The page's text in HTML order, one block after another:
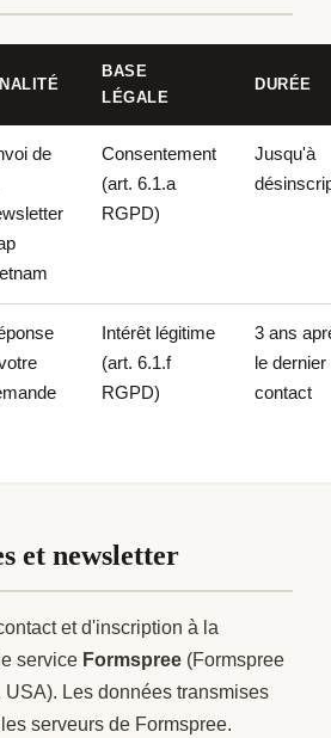
BASE
LÉGALE
DURÉE
de
Consentement
(art. 6.1.a
RGPD)
Jusqu'à
Intérêt légitime
(art. 6.1.f
RGPD)
3 ans
le dernier
contact
et newsletter
et d'inscription à la
service Formspree (Formspree
USA). Les données transmises
serveurs de Formspree.